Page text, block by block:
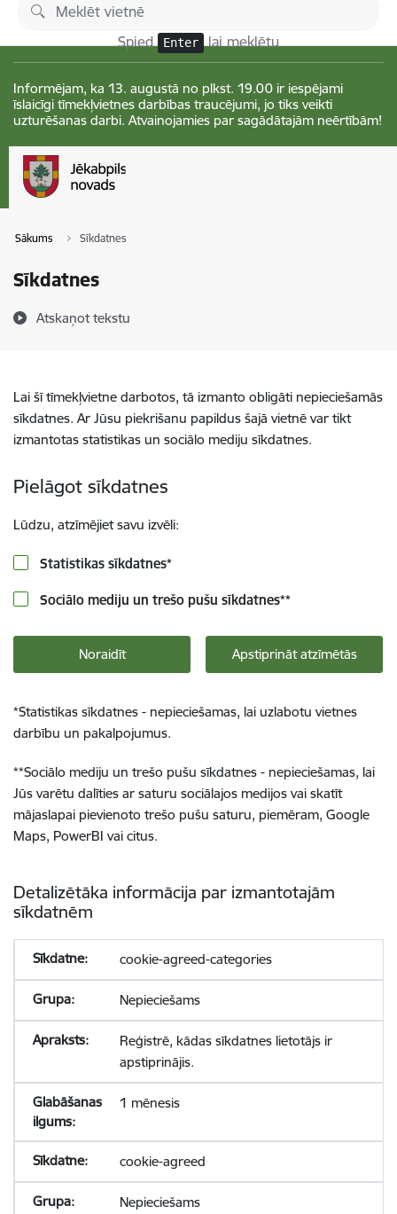
Pāriet uz lapas saturu
Spied Enter lai meklētu
Informējam, ka 13. augustā no plkst. 19.00 ir iespējami
īslaicīgi tīmekļvietnes darbības traucējumi, jo tiks veikti
uzturēšanas darbi. Atvainojamies par sagādātajām neērtībām!
Sākums Sīkdatnes
Sīkdatnes
Atskaņot tekstu
Lai šī tīmekļvietne darbotos, tā izmanto obligāti nepieciešamās
sīkdatnes. Ar Jūsu piekrišanu papildus šajā vietnē var tikt
izmantotas statistikas un sociālo mediju sīkdatnes.
Pielāgot sīkdatnes
Lūdzu, atzīmējiet savu izvēli:
Statistikas sīkdatnes*
Sociālo mediju un trešo pušu sīkdatnes**
Noraidīt Apstiprināt atzīmētās
*Statistikas sīkdatnes - nepieciešamas, lai uzlabotu vietnes
darbību un pakalpojumus.
**Sociālo mediju un trešo pušu sīkdatnes - nepieciešamas, lai
Jūs varētu dalīties ar saturu sociālajos medijos vai skatīt
mājaslapai pievienoto trešo pušu saturu, piemēram, Google
Maps, PowerBI vai citus.
Detalizētāka informācija par izmantotajām
sīkdatnēm
cookie-agreed-categories
Nepieciešams
Reģistrē, kādas sīkdatnes lietotājs ir
apstiprinājis.
1 mēnesis
cookie-agreed
Nepieciešams